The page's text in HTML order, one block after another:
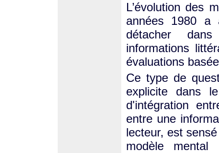
L’évolution des
années 1980 a
détacher
informations
évaluations
Ce type de
explicite dans
d'intégration
entre une
lecteur, est
modèle